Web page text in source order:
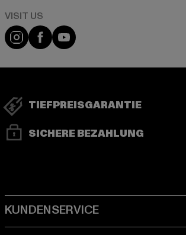
Visit our Instagram page:
Visit our Facebook page:
Visit our YouTube channel:
TIEFPREISGARANTIE
SICHERE BEZAHLUNG